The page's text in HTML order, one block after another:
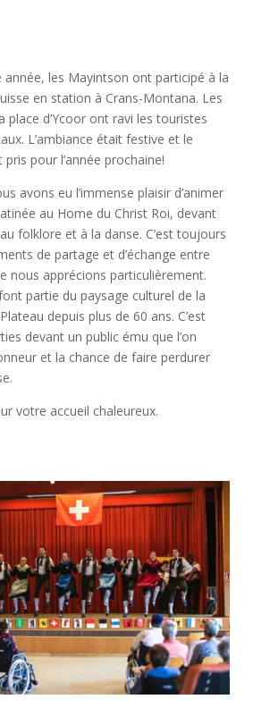
année, les Mayintson ont participé à la
en station à Crans-Montana. Les
place d’Ycoor ont ravi les touristes
L’ambiance était festive et le
pour l’année prochaine!
avons eu l’immense plaisir d’animer
au Home du Christ Roi, devant
folklore et à la danse. C’est toujours
de partage et d’échange entre
nous apprécions particulièrement.
partie du paysage culturel de la
depuis plus de 60 ans. C’est
devant un public ému que l’on
et la chance de faire perdurer
votre accueil chaleureux.